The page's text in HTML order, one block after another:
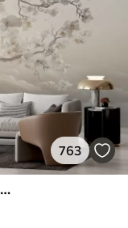
763
Un arbre charmant avec des fleurs blanches sur fond de nuages dans un style intéressant aux couleurs chaudes et délicates